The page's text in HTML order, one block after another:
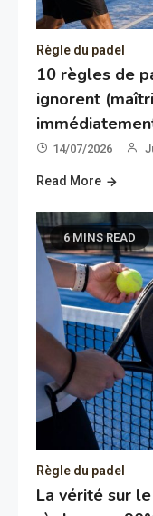
Règle du padel
10 règles de
ignorent
14/07/2026
Read More
6 MINS READ
Règle du padel
La vérité sur